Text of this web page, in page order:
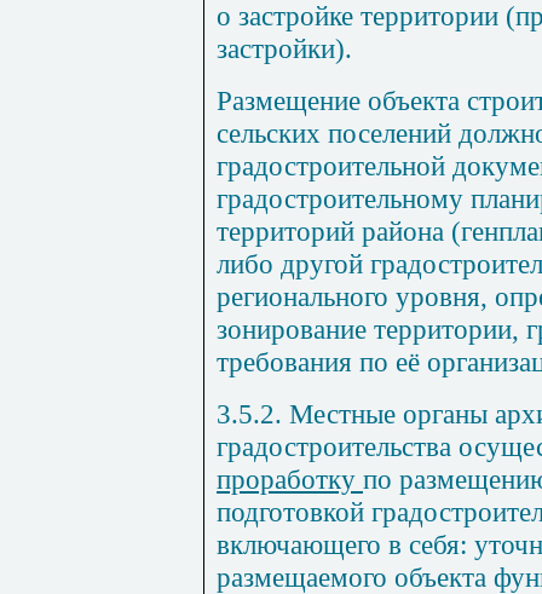
о застройке территории
застройки).
Размещение объекта
сельских поселений
градостроительной
градостроительному
территорий района
либо другой
регионального уровня,
зонирование территории,
требования по её
3.5.2. Местные органы
градостроительства
проработку по
подготовкой
включающего в себя:
размещаемого объекта